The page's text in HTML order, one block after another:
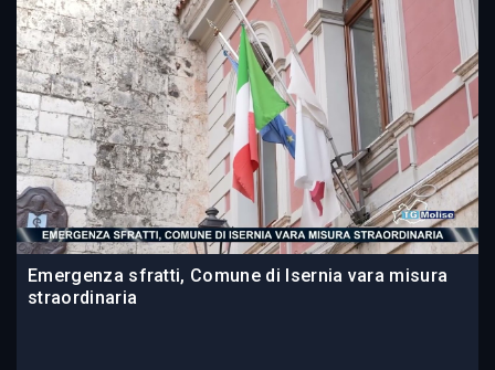
Emergenza sfratti, Comune di Isernia vara misura
straordinaria